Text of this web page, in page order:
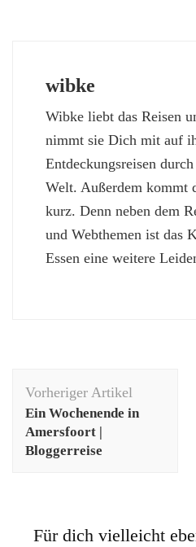
wibke
Wibke liebt das Reisen
nimmt sie Dich mit auf
Entdeckungsreisen
Welt. Außerdem kommt
kurz. Denn neben dem
und Webthemen ist das
Essen eine weitere
Vorheriger Artikel
Ein Wochenende in
Amersfoort |
Bloggerreise
Für dich vielleicht